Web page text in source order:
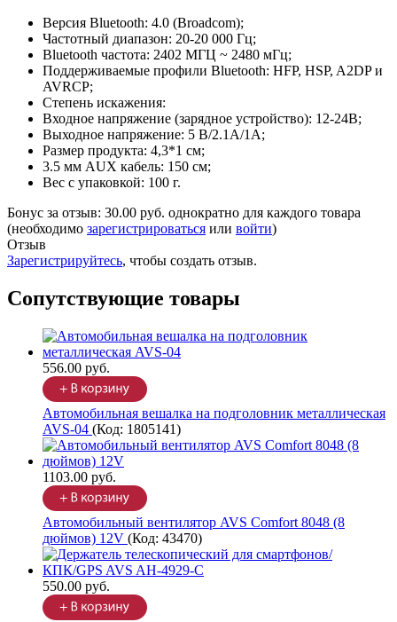
Версия Bluetooth: 4.0 (Broadcom);
Частотный диапазон: 20-20 000 Гц;
Bluetooth частота: 2402 МГЦ ~ 2480 мГц;
Поддерживаемые профили Bluetooth: HFP, HSP, A2DP и
AVRCP;
Степень искажения:
Входное напряжение (зарядное устройство): 12-24В;
Выходное напряжение: 5 В/2.1A/1А;
Размер продукта: 4,3*1 см;
3.5 мм AUX кабель: 150 см;
Вес с упаковкой: 100 г.
Бонус за отзыв: 30.00 руб. однократно для каждого товара
(необходимо зарегистрироваться или войти)
Отзыв
Зарегистрируйтесь, чтобы создать отзыв.
Сопутствующие товары
556.00 руб.
Автомобильная вешалка на подголовник металлическая
AVS-04 (Код: 1805141)
1103.00 руб.
Автомобильный вентилятор AVS Comfort 8048 (8
дюймов) 12V (Код: 43470)
550.00 руб.